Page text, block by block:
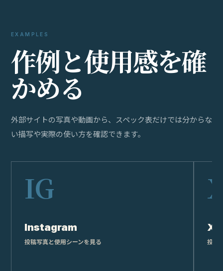
EXAMPLES
作例と使用感を確
かめる
外部サイトの写真や動画から、スペック表だけでは分からな
い描写や実際の使い方を確認できます。
Instagram
投稿写真と使用シーンを見る
X
投稿